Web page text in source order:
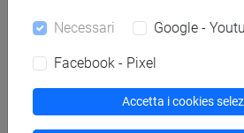
ESERCITAZIONI DI
GIAPPONESE 2 MOD.
GIAPPONESE 2 MOD.
Necessari Google -
Facebook - Pixel
Accetta i cookies